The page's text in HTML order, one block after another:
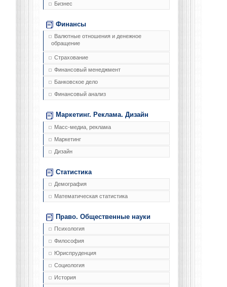
Бизнес
Финансы
Валютные отношения и денежное
обращение
Страхование
Финансовый менеджмент
Банковское дело
Финансовый анализ
Маркетинг. Реклама. Дизайн
Масс-медиа, реклама
Маркетинг
Дизайн
Статистика
Демография
Математическая статистика
Право. Общественные науки
Психология
Философия
Юриспруденция
Социология
История